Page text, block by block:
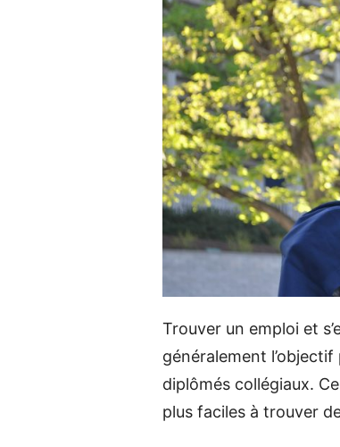
Trouver un emploi et
généralement
diplômés collégiaux.
plus faciles à trouver